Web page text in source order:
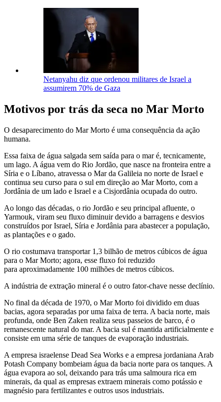
Netanyahu diz que ordenou militares de Israel a
assumirem 70% de Gaza
Motivos por trás da seca no Mar Morto
O desaparecimento do Mar Morto é uma consequência da ação
humana.
Essa faixa de água salgada sem saída para o mar é, tecnicamente,
um lago. A água vem do Rio Jordão, que nasce na fronteira entre a
Síria e o Líbano, atravessa o Mar da Galileia no norte de Israel e
continua seu curso para o sul em direção ao Mar Morto, com a
Jordânia de um lado e Israel e a Cisjordânia ocupada do outro.
Ao longo das décadas, o rio Jordão e seu principal afluente, o
Yarmouk, viram seu fluxo diminuir devido a barragens e desvios
construídos por Israel, Síria e Jordânia para abastecer a população,
as plantações e o gado.
O rio costumava transportar 1,3 bilhão de metros cúbicos de água
para o Mar Morto; agora, esse fluxo foi reduzido
para aproximadamente 100 milhões de metros cúbicos.
A indústria de extração mineral é o outro fator-chave nesse declínio.
No final da década de 1970, o Mar Morto foi dividido em duas
bacias, agora separadas por uma faixa de terra. A bacia norte, mais
profunda, onde Ben Zaken realiza seus passeios de barco, é o
remanescente natural do mar. A bacia sul é mantida artificialmente e
consiste em uma série de tanques de evaporação industriais.
A empresa israelense Dead Sea Works e a empresa jordaniana Arab
Potash Company bombeiam água da bacia norte para os tanques. A
água evapora ao sol, deixando para trás uma salmoura rica em
minerais, da qual as empresas extraem minerais como potássio e
magnésio para fertilizantes e outros usos industriais.